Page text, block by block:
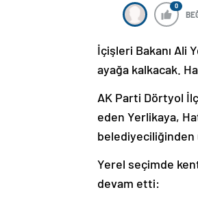
0
İçişleri Bakanı Ali
ayağa kalkacak.
AK Parti Dörtyol
eden Yerlikaya,
belediyeciliğinden
Yerel seçimde
devam etti: